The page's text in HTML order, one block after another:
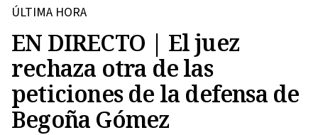
ÚLTIMA HORA
EN DIRECTO | El juez
rechaza otra de las
peticiones de la defensa de
Begoña Gómez